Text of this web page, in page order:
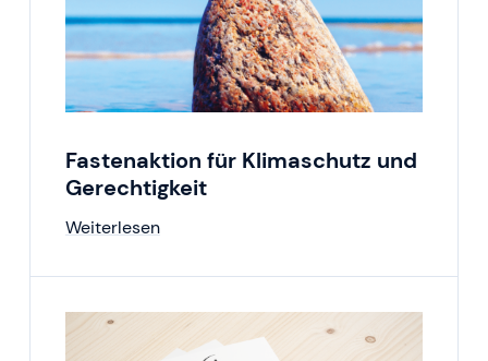
Fastenaktion für Klimaschutz und
Gerechtigkeit
Weiterlesen